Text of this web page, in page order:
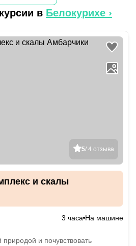
в Белокурихе ›
5/ 4 отзыва
и скалы
3 часа На машине
природой и почувствовать